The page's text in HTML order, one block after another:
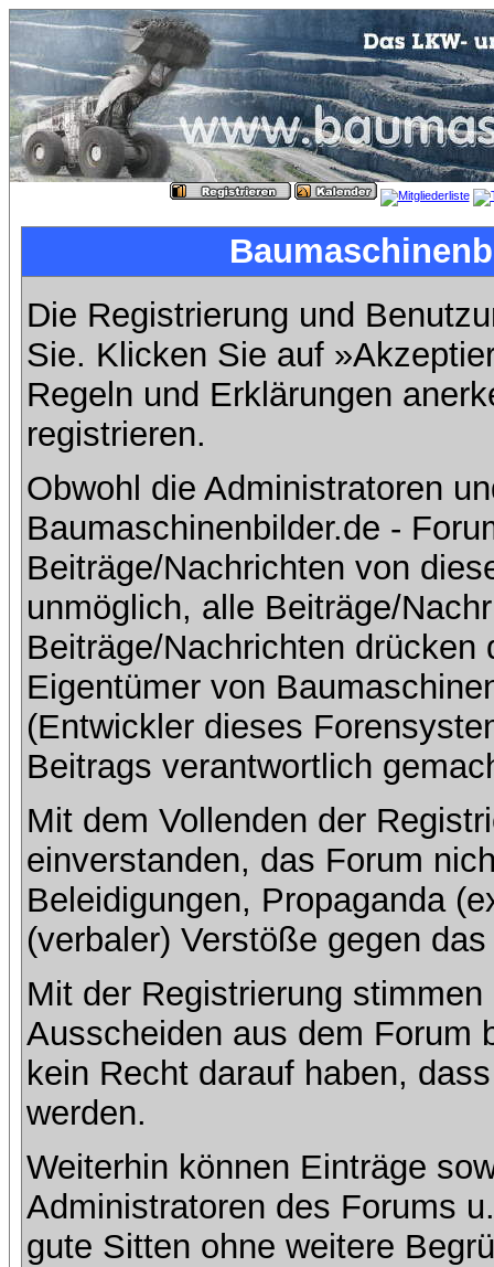
Die Registrierung und
Sie. Klicken Sie auf
Regeln und Erklärungen
registrieren.
Obwohl die Administratoren
Baumaschinenbilder.de -
Beiträge/Nachrichten von
unmöglich, alle Beiträge/
Beiträge/Nachrichten
Eigentümer von
(Entwickler dieses
Beitrags verantwortlich
Mit dem Vollenden der
einverstanden, das Forum
Beleidigungen, Propaganda
(verbaler) Verstöße gegen
Mit der Registrierung
Ausscheiden aus dem Forum
kein Recht darauf haben,
werden.
Weiterhin können Einträge
Administratoren des Forums
gute Sitten ohne weitere